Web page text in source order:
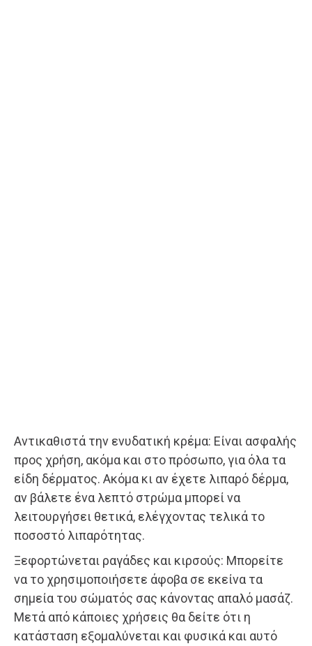
Αντικαθιστά την ενυδατική κρέμα: Είναι ασφαλής
προς χρήση, ακόμα και στο πρόσωπο, για όλα τα
είδη δέρματος. Ακόμα κι αν έχετε λιπαρό δέρμα,
αν βάλετε ένα λεπτό στρώμα μπορεί να
λειτουργήσει θετικά, ελέγχοντας τελικά το
ποσοστό λιπαρότητας.
Ξεφορτώνεται ραγάδες και κιρσούς: Μπορείτε
να το χρησιμοποιήσετε άφοβα σε εκείνα τα
σημεία του σώματός σας κάνοντας απαλό μασάζ.
Μετά από κάποιες χρήσεις θα δείτε ότι η
κατάσταση εξομαλύνεται και φυσικά και αυτό